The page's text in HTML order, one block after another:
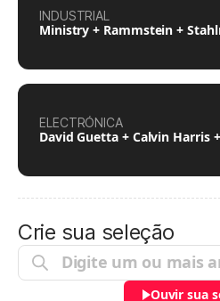
INDUSTRIAL
Ministry + Rammstein +
ELECTRÓNICA
David Guetta + Calvin Harris
Crie sua seleção
Ouvir sua